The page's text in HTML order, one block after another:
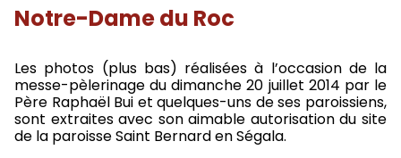
Notre-Dame du Roc
Les photos (plus bas) réalisées à l’occasion de la
messe-pèlerinage du dimanche 20 juillet 2014 par le
Père Raphaël Bui et quelques-uns de ses paroissiens,
sont extraites avec son aimable autorisation du site
de la paroisse Saint Bernard en Ségala.